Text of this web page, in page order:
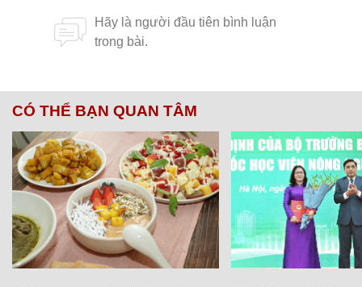
CÓ THỂ BẠN QUAN TÂM